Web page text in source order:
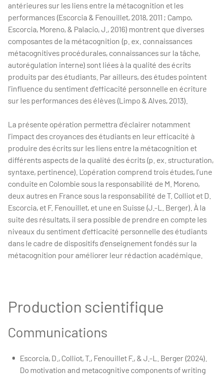
antérieures sur les liens entre la métacognition et les
performances (Escorcia & Fenouillet, 2018, 2011 ; Campo,
Escorcia, Moreno, & Palacio, J., 2016) montrent que diverses
composantes de la métacognition (p. ex. connaissances
métacognitives procédurales, connaissances sur la tâche,
autorégulation interne) sont liées à la qualité des écrits
produits par des étudiants. Par ailleurs, des études pointent
l’influence du sentiment d’efficacité personnelle en écriture
sur les performances des élèves (Limpo & Alves, 2013).
La présente opération permettra d’éclairer notamment
l’impact des croyances des étudiants en leur efficacité à
produire des écrits sur les liens entre la métacognition et
différents aspects de la qualité des écrits (p. ex. structuration,
syntaxe, pertinence). L’opération comprend trois études, l’une
conduite en Colombie sous la responsabilité de M. Moreno,
deux autres en France sous la responsabilité de T. Colliot et D.
Escorcia, et F. Fenouillet, et une en Suisse (J.-L. Berger). À la
suite des résultats, il sera possible de prendre en compte les
niveaux du sentiment d’efficacité personnelle des étudiants
dans le cadre de dispositifs d’enseignement fondés sur la
métacognition pour améliorer leur rédaction académique.
Production scientifique
Communications
Escorcia, D., Colliot, T., Fenouillet F., & J.-L. Berger (2024).
Do motivation and metacognitive components of writing